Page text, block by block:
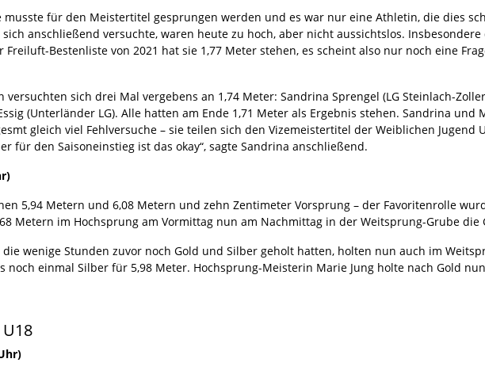
musste für den Meistertitel gesprungen werden und es war nur eine Athletin, die dies
anschließend versuchte, waren heute zu hoch, aber nicht aussichtslos.
Bestenliste von 2021 hat sie 1,77 Meter stehen, es scheint also nur noch eine
sich drei Mal vergebens an 1,74 Meter: Sandrina Sprengel (LG Steinlach-
(Unterländer LG). Alle hatten am Ende 1,71 Meter als Ergebnis stehen. Sandrina
gleich viel Fehlversuche – sie teilen sich den Vizemeistertitel der Weiblichen Jugend
für den Saisoneinstieg ist das okay“, sagte Sandrina anschließend.
5,94 Metern und 6,08 Metern und zehn Zentimeter Vorsprung – der Favoritenrolle
Metern im Hochsprung am Vormittag nun am Nachmittag in der Weitsprung-Grube die
wenige Stunden zuvor noch Gold und Silber geholt hatten, holten nun auch im
noch einmal Silber für 5,98 Meter. Hochsprung-Meisterin Marie Jung holte nach Gold